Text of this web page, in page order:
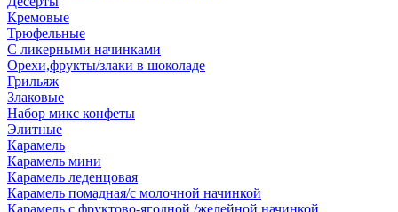
Кремовые
Трюфельные
С ликерными начинками
Орехи,фрукты/злаки в шоколаде
Грильяж
Злаковые
Набор микс конфеты
Элитные
Карамель
Карамель мини
Карамель леденцовая
Карамель помадная/с молочной начинкой
Карамель с фруктово-ягодной /желейной начинкой